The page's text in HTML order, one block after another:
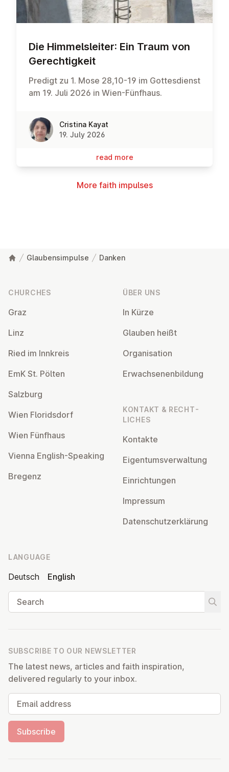
Die Him­melsleit­er: Ein Traum von
Gerechtigkeit
Predigt zu 1. Mose 28,10-19 im Gottesdienst
am 19. Juli 2026 in Wien-Fünfhaus.
Cristina Kayat
19. July 2026
read more
More faith impulses
Glaubensimpulse Danken
CHURCHES
Graz
Linz
Ried im Innkreis
EmK St. Pölten
Salzburg
Wien Flor­idsdorf
Wien Fünfhaus
Vienna English-Speaking
Bregenz
ÜBER UNS
In Kürze
Glauben heißt
Or­gan­isa­tion
Er­wach­sen­en­bildung
KONTAKT & RECHT­
LICHES
Kontakte
Ei­gentums­ver­wal­tung
Ein­rich­tun­gen
Impressum
Datens­chutzerklärung
LANGUAGE
Deutsch
English
Search
SUBSCRIBE TO OUR NEWSLETTER
The latest news, articles and faith inspiration,
delivered regularly to your inbox.
Email address
Subscribe